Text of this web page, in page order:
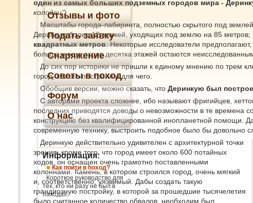
один из самых больших подземных городов мира -
колодец").
Масштабы города-лабиринта, полностью скрытого под
Деринкую более 12 этажей, уходящих под землю на 85 метров;
квадратных метров . Некоторые исследователи
больше и еще около десятка этажей остаются
До сих пор историки не пришли к единому мнению по трем
город, кто его построил и для чего.
Обобщив версии, можно сказать, что Деринкую был
С авторами проекта сложнее, ибо называют фригийцев,
последних приводятся доводы о невозможности в те времена
конструкцию без квалифицированной инопланетной помощи.
современную технику, выстроить подобное было бы довольно
Деринкую действительно удивителен с архитектурной точки
зрения: кроме того, что город имеет около 600 потайных
ходов, он оснащен очень грамотно поставленными
колоннами. Камень, в котором строился город, очень мягкий
и, соответственно, уязвимый. Дабы создать такую
грандиозную постройку, в которой за прошедшие тысячелетия
было считанное количество обвалов, необходим был
Отзывы и фото
Подать заявку
Снаряжение
Советы в поход
Форум
О нас
Информация:
Как пойти в поход?
Короткое руководство для
тех, кто ни разу не был в
походах.